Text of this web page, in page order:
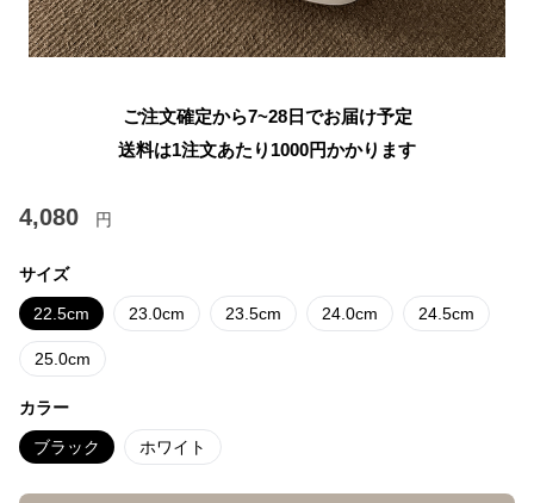
ご注文確定から7~28日でお届け予定
送料は1注文あたり 1000円かかります
4,080 円
サイズ
22.5cm 23.0cm 23.5cm 24.0cm 24.5cm
25.0cm
カラー
ブラック ホワイト